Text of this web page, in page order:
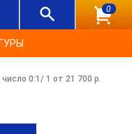
0
0:1/ 1 от 21 700 р.